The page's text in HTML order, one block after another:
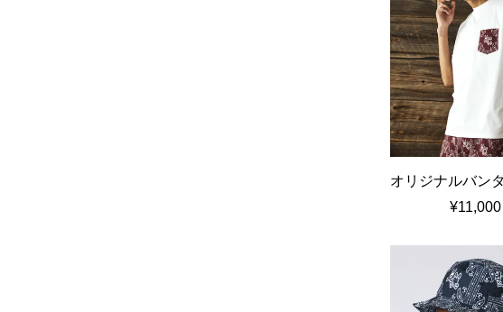
¥11,000